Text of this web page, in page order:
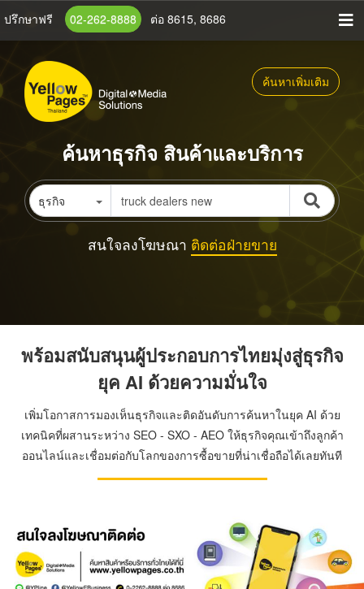
ข้าม
เนื้อหา
หลัก
ปรึกษาฟรี 02-262-8888 ต่อ 8615, 8686
ค้นหาเพิ่มเติม
ค้นหาธุรกิจ สินค้าและบริการ
ธุรกิจ
สนใจลงโฆษณา ติดต่อฝ่ายขาย
พร้อมสนับสนุนผู้ประกอบการไทยมุ่งสู่ธุรกิจ
ยุค AI ด้วยความมั่นใจ
เพิ่มโอกาสการมองเห็นธุรกิจและติดอันดับการค้นหาในยุค AI ด้วย
เทคนิคที่ผสานระหว่าง SEO - SXO - AEO ให้ธุรกิจคุณเข้าถึงลูกค้า
ออนไลน์และเชื่อมต่อกับโลกของการซื้อขายที่น่าเชื่อถือได้เลยทันที